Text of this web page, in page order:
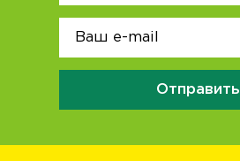
Отправить